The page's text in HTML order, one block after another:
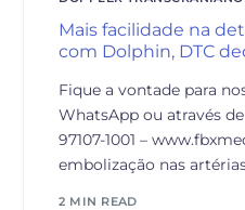
Mais facilidade na
com Dolphin, DTC
Fique a vontade para
WhatsApp ou através
97107-1001 –
embolização nas
2 MIN READ